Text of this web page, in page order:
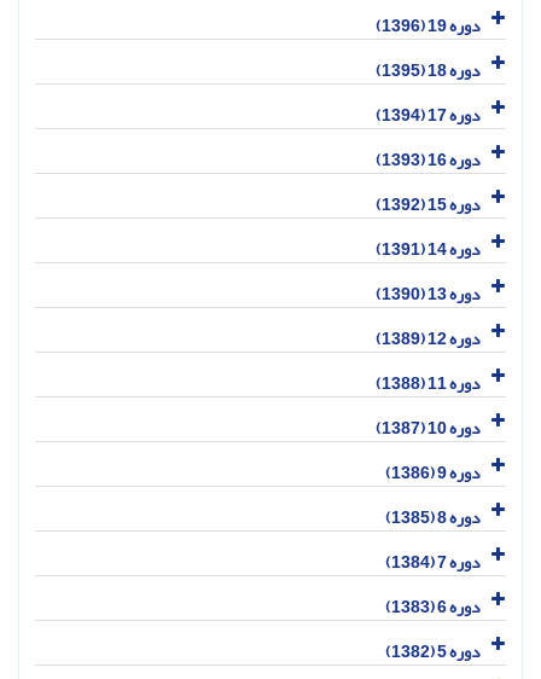
دوره 19 (1396)
دوره 18 (1395)
دوره 17 (1394)
دوره 16 (1393)
دوره 15 (1392)
دوره 14 (1391)
دوره 13 (1390)
دوره 12 (1389)
دوره 11 (1388)
دوره 10 (1387)
دوره 9 (1386)
دوره 8 (1385)
دوره 7 (1384)
دوره 6 (1383)
دوره 5 (1382)